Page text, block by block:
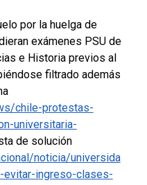
por la huelga de
exámenes PSU de
e Historia previos al
filtrado además
chile-protestas-
universitaria-
de solución
noticia/universida
ingreso-clases-